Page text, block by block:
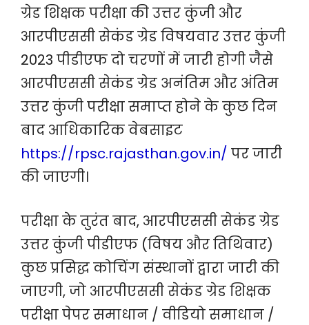
ग्रेड शिक्षक परीक्षा की उत्तर कुंजी और
आरपीएससी सेकंड ग्रेड विषयवार उत्तर कुंजी
2023 पीडीएफ दो चरणों में जारी होगी जैसे
आरपीएससी सेकंड ग्रेड अनंतिम और अंतिम
उत्तर कुंजी परीक्षा समाप्त होने के कुछ दिन
बाद आधिकारिक वेबसाइट
https://rpsc.rajasthan.gov.in/ पर जारी
की जाएगी।
परीक्षा के तुरंत बाद, आरपीएससी सेकंड ग्रेड
उत्तर कुंजी पीडीएफ (विषय और तिथिवार)
कुछ प्रसिद्ध कोचिंग संस्थानों द्वारा जारी की
जाएगी, जो आरपीएससी सेकंड ग्रेड शिक्षक
परीक्षा पेपर समाधान / वीडियो समाधान /